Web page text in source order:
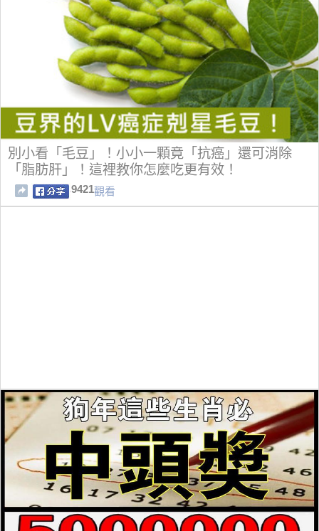
別小看「毛豆」！小小一顆竟「抗癌」還可消除
「脂肪肝」！這裡教你怎麼吃更有效！
9421觀看